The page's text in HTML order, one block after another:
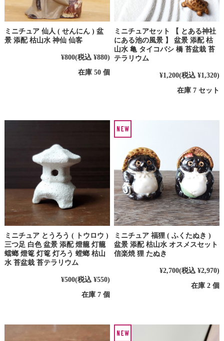
ミニチュア 仙人 ( せんにん ) 盆
景 添配 枯山水 神仙 仙客
¥800(税込 ¥880)
在庫 50 個
ミニチュアセット 【 とある神社
にある池の風景 】 盆景 添配 枯
山水 亀 タイコバシ 橋 苔盆栽 苔
テラリウム
¥1,200(税込 ¥1,320)
在庫 7 セット
ミニチュア とうろう ( トウロウ )
三つ足 白色 盆景 添配 燈籠 灯籠
蟷螂 燈篭 灯篭 灯ろう 螳螂 枯山
水 苔盆栽 苔テラリウム
¥500(税込 ¥550)
在庫 7 個
ミニチュア 福狸 ( ふくたぬき )
盆景 添配 枯山水 オスメスセット
信楽焼 狸 たぬき
¥2,700(税込 ¥2,970)
在庫 2 個